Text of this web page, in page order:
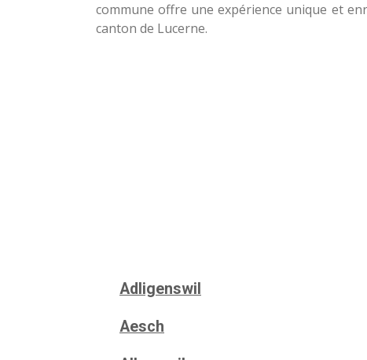
commune offre une expérience unique et
canton de Lucerne.
Adligenswil
Aesch